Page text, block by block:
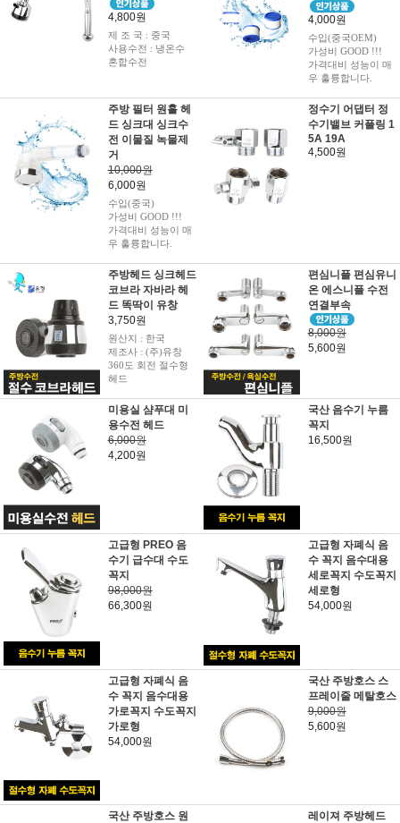
4,800원
제 조 국 : 중국
사용수전 : 냉온수
혼합수전
4,000원
수입(중국OEM)
가성비 GOOD !!!
가격대비 성능이 매
우 훌륭합니다.
주방 필터 원홀 헤
드 싱크대 싱크수
전 이물질 녹물제
거
10,000원
6,000원
수입(중국)
가성비 GOOD !!!
가격대비 성능이 매
우 훌륭합니다.
정수기 어댑터 정
수기밸브 커플링 1
5A 19A
4,500원
주방헤드 싱크헤드
코브라 자바라 헤
드 똑딱이 유창
3,750원
원산지 : 한국
제조사 : (주)유창
360도 회전 절수형
헤드
편심니플 편심유니
온 에스니플 수전
연결부속
8,000원
5,600원
미용실 샴푸대 미
용수전 헤드
6,000원
4,200원
국산 음수기 누름
꼭지
16,500원
고급형 PREO 음
수기 급수대 수도
꼭지
98,000원
66,300원
고급형 자폐식 음
수 꼭지 음수대용
세로꼭지 수도꼭지
세로형
54,000원
고급형 자폐식 음
수 꼭지 음수대용
가로꼭지 수도꼭지
가로형
54,000원
국산 주방호스 스
프레이줄 메탈호스
9,000원
5,600원
국산 주방호스 원
레이져 주방헤드